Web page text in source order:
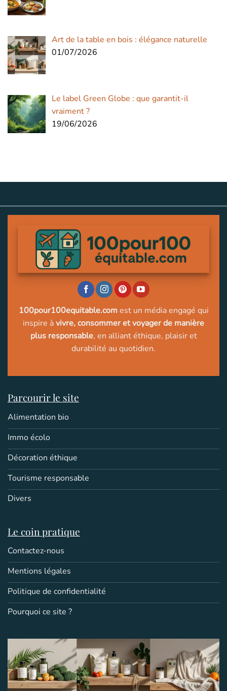
Art de la table en bois : élégance naturelle
01/07/2026
Le label Green Globe : que garantit-il
vraiment ?
19/06/2026
100pour100equitable.comest un média engagé qui
inspire àvivre, consommer et voyager de manière
plus responsable, en alliant éthique, plaisir et
durabilité au quotidien.
Parcourir le site
Alimentation bio
Immo écolo
Décoration éthique
Tourisme responsable
Divers
Le coin pratique
Contactez-nous
Mentions légales
Politique de confidentialité
Pourquoi ce site ?